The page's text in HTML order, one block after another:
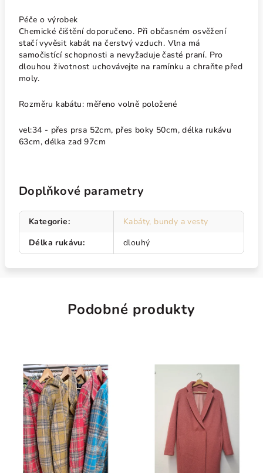
Péče o výrobek
Chemické čištění doporučeno. Při občasném osvěžení
stačí vyvěsit kabát na čerstvý vzduch. Vlna má
samočistící schopnosti a nevyžaduje časté praní. Pro
dlouhou životnost uchovávejte na ramínku a chraňte před
moly.
Rozměru kabátu: měřeno volně položené
vel:34 - přes prsa 52cm, přes boky 50cm, délka rukávu
63cm, délka zad 97cm
Doplňkové parametry
Kategorie:
Kabáty, bundy a vesty
Délka rukávu: dlouhý
Podobné produkty